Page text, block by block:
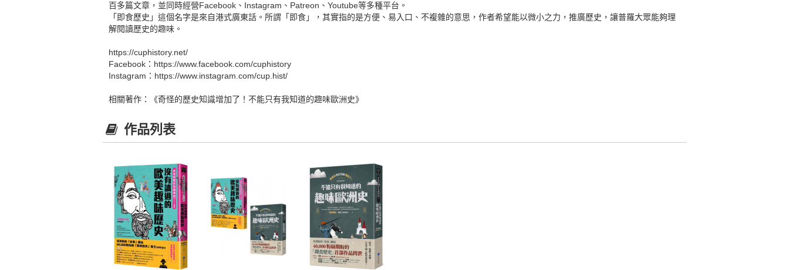
百多篇文章，並同時經營Facebook、Instagram、Patreon、Youtube等多種平台。
「即食歷史」這個名字是來自港式廣東話。所謂「即食」，其實指的是方便、易入口、不複雜的意思，作者希望能以微小之力，推廣歷史，讓普羅大眾能夠理
解閱讀歷史的趣味。
https://cuphistory.net/
Facebook：https://www.facebook.com/cuphistory
Instagram：https://www.instagram.com/cup.hist/
相關著作：《奇怪的歷史知識增加了！不能只有我知道的趣味歐洲史》
作品列表